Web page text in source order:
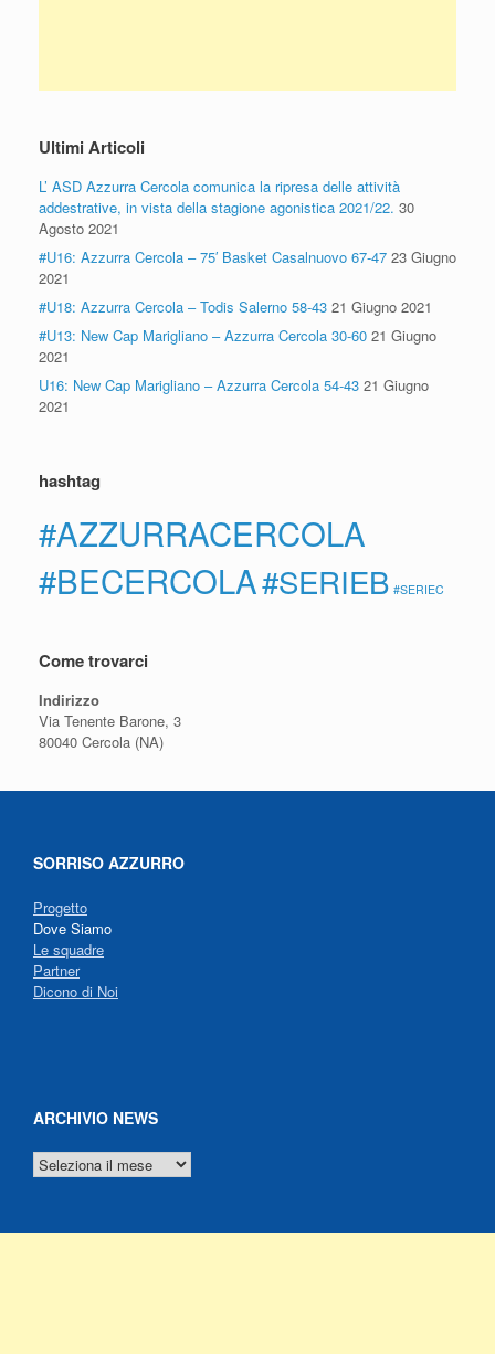
Ultimi Articoli
L’ ASD Azzurra Cercola comunica la ripresa delle attività
addestrative, in vista della stagione agonistica 2021/22. 30
Agosto 2021
#U16: Azzurra Cercola – 75′ Basket Casalnuovo 67-47 23 Giugno
2021
#U18: Azzurra Cercola – Todis Salerno 58-43 21 Giugno 2021
#U13: New Cap Marigliano – Azzurra Cercola 30-60 21 Giugno
2021
U16: New Cap Marigliano – Azzurra Cercola 54-43 21 Giugno
2021
hashtag
#AZZURRACERCOLA
#BECERCOLA#SERIEB #SERIEC
Come trovarci
Indirizzo
Via Tenente Barone, 3
80040 Cercola (NA)
SORRISO AZZURRO
Progetto
Dove Siamo
Le squadre
Partner
Dicono di Noi
ARCHIVIO NEWS
ARCHIVIO
NEWS